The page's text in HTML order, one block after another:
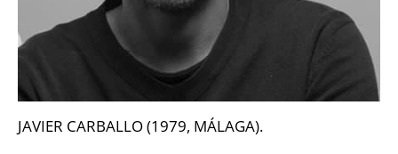
JAVIER CARBALLO (1979, MÁLAGA).